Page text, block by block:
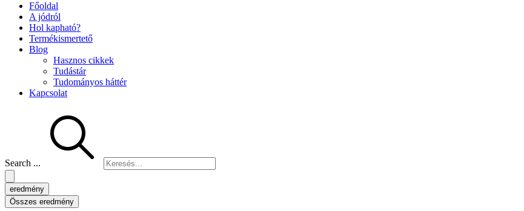
Főoldal
A jódról
Hol kapható?
Termékismertető
Blog
Hasznos cikkek
Tudástár
Tudományos háttér
Kapcsolat
Search ...
eredmény
Összes eredmény